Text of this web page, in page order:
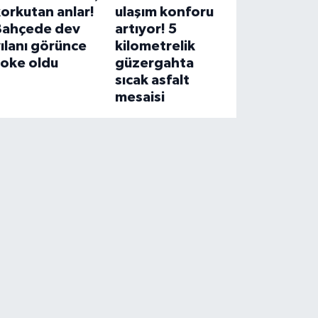
anlar!
dev
görünce
oldu
ulaşım konforu
artıyor! 5
kilometrelik
güzergahta
sıcak asfalt
mesaisi